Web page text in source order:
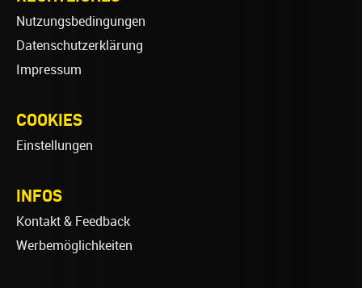
Nutzungsbedingungen
Datenschutzerklärung
Impressum
COOKIES
Einstellungen
INFOS
Kontakt & Feedback
Werbemöglichkeiten